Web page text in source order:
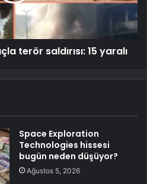
terör saldırısı: 15 yaralı
Space Exploration
Technologies hissesi
bugün neden düşüyor?
Ağustos 5, 2026